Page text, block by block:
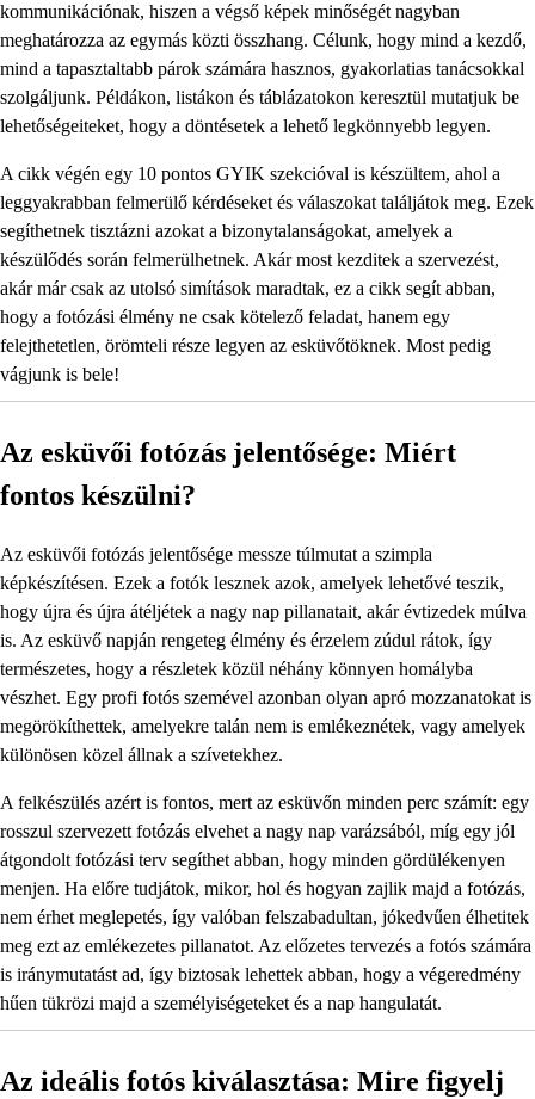
kommunikációnak, hiszen a végső képek minőségét nagyban
meghatározza az egymás közti összhang. Célunk, hogy mind a kezdő,
mind a tapasztaltabb párok számára hasznos, gyakorlatias tanácsokkal
szolgáljunk. Példákon, listákon és táblázatokon keresztül mutatjuk be
lehetőségeiteket, hogy a döntésetek a lehető legkönnyebb legyen.
A cikk végén egy 10 pontos GYIK szekcióval is készültem, ahol a
leggyakrabban felmerülő kérdéseket és válaszokat találjátok meg. Ezek
segíthetnek tisztázni azokat a bizonytalanságokat, amelyek a
készülődés során felmerülhetnek. Akár most kezditek a szervezést,
akár már csak az utolsó simítások maradtak, ez a cikk segít abban,
hogy a fotózási élmény ne csak kötelező feladat, hanem egy
felejthetetlen, örömteli része legyen az esküvőtöknek. Most pedig
vágjunk is bele!
Az esküvői fotózás jelentősége: Miért
fontos készülni?
Az esküvői fotózás jelentősége messze túlmutat a szimpla
képkészítésen. Ezek a fotók lesznek azok, amelyek lehetővé teszik,
hogy újra és újra átéljétek a nagy nap pillanatait, akár évtizedek múlva
is. Az esküvő napján rengeteg élmény és érzelem zúdul rátok, így
természetes, hogy a részletek közül néhány könnyen homályba
vészhet. Egy profi fotós szemével azonban olyan apró mozzanatokat is
megörökíthettek, amelyekre talán nem is emlékeznétek, vagy amelyek
különösen közel állnak a szívetekhez.
A felkészülés azért is fontos, mert az esküvőn minden perc számít: egy
rosszul szervezett fotózás elvehet a nagy nap varázsából, míg egy jól
átgondolt fotózási terv segíthet abban, hogy minden gördülékenyen
menjen. Ha előre tudjátok, mikor, hol és hogyan zajlik majd a fotózás,
nem érhet meglepetés, így valóban felszabadultan, jókedvűen élhetitek
meg ezt az emlékezetes pillanatot. Az előzetes tervezés a fotós számára
is iránymutatást ad, így biztosak lehettek abban, hogy a végeredmény
hűen tükrözi majd a személyiségeteket és a nap hangulatát.
Az ideális fotós kiválasztása: Mire figyelj